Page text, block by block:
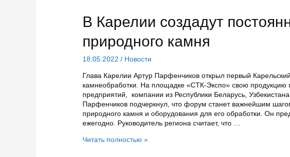
В Карелии создадут
природного камня
18.05.2022 / Новости
Глава Карелии Артур Парфенчиков открыл первый
камнеобработки. На площадке «СТК-Экспо» свою продукцию
предприятий, компании из Республики Беларусь,
Парфенчиков подчеркнул, что форум станет важнейшим
природного камня и оборудования для его обработки. Он
ежегодно. Руководитель региона считает, что …
В
Читать полностью »